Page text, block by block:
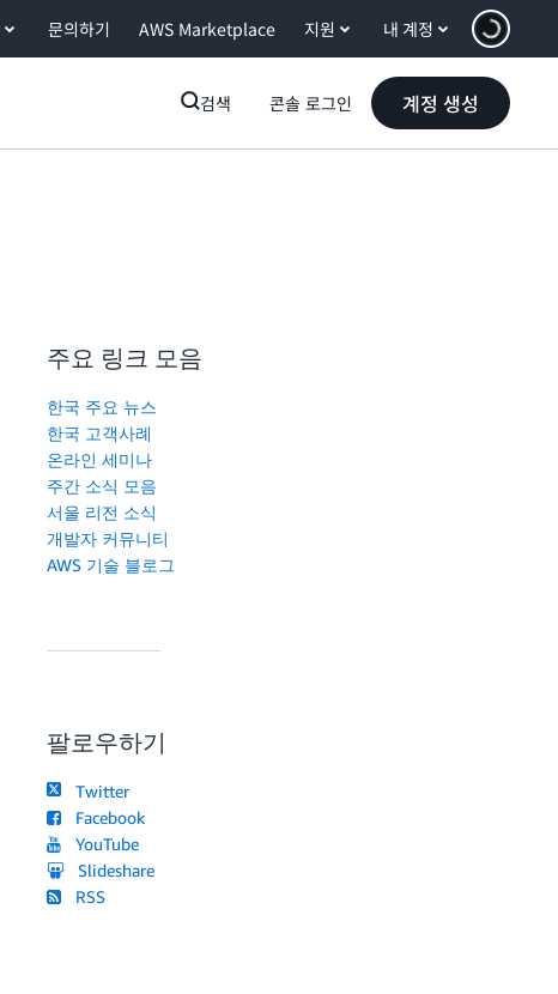
문의하기 AWS Marketplace 지원 내 계정
검색 콘솔 로그인 계정 생성
주요 링크 모음
한국 주요 뉴스
한국 고객사례
온라인 세미나
주간 소식 모음
서울 리전 소식
개발자 커뮤니티
AWS 기술 블로그
팔로우하기
Twitter
Facebook
YouTube
Slideshare
RSS